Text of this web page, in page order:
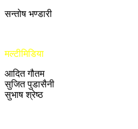
सन्तोष भण्डारी
मल्टीमिडिया
आदित गौतम
सुजित पुडासैनी
सुभाष श्रेष्ठ